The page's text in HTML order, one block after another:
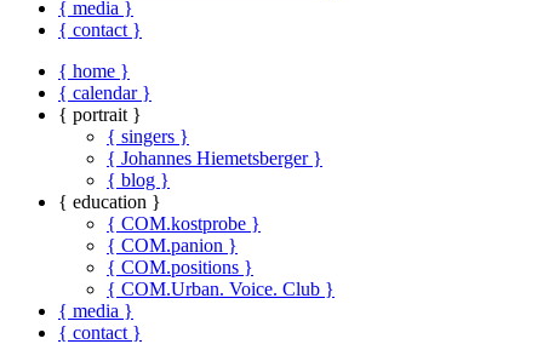
{ media }
{ contact }
{ home }
{ calendar }
{ portrait }
{ singers }
{ Johannes Hiemetsberger }
{ blog }
{ education }
{ COM.kostprobe }
{ COM.panion }
{ COM.positions }
{ COM.Urban. Voice. Club }
{ media }
{ contact }